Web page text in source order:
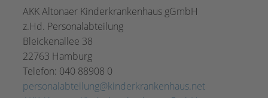
AKK Altonaer Kinderkrankenhaus gGmbH
z.Hd. Personalabteilung
Bleickenallee 38
22763 Hamburg
Telefon: 040 88908 0
personalabteilung@kinderkrankenhaus.net